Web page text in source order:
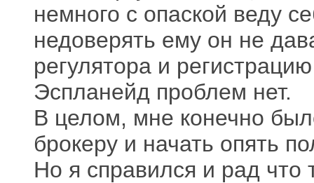
немного с опаской веду
недоверять ему он не
регулятора и
Эспланейд проблем нет.
В целом, мне конечно
брокеру и начать опять
Но я справился и рад что